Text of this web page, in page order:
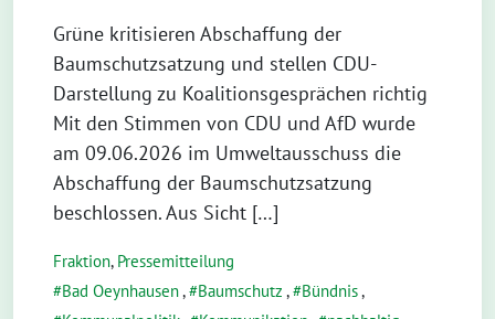
Grüne kritisieren Abschaffung der
Baumschutzsatzung und stellen CDU-
Darstellung zu Koalitionsgesprächen richtig
Mit den Stimmen von CDU und AfD wurde
am 09.06.2026 im Umweltausschuss die
Abschaffung der Baumschutzsatzung
beschlossen. Aus Sicht […]
Fraktion, Pressemitteilung
Bad Oeynhausen, Baumschutz , Bündnis,